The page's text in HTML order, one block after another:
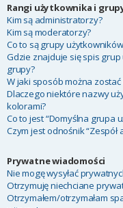
Rangi użytkownika i
Kim są administratorzy?
Kim są moderatorzy?
Co to są grupy
Gdzie znajduje się spis grup
grupy?
W jaki sposób można
Dlaczego niektóre nazwy
kolorami?
Co to jest “Domyślna grupa
Czym jest odnośnik “Zespół
Prywatne wiadomości
Nie mogę wysyłać
Otrzymuję niechciane
Otrzymałem/otrzymałam